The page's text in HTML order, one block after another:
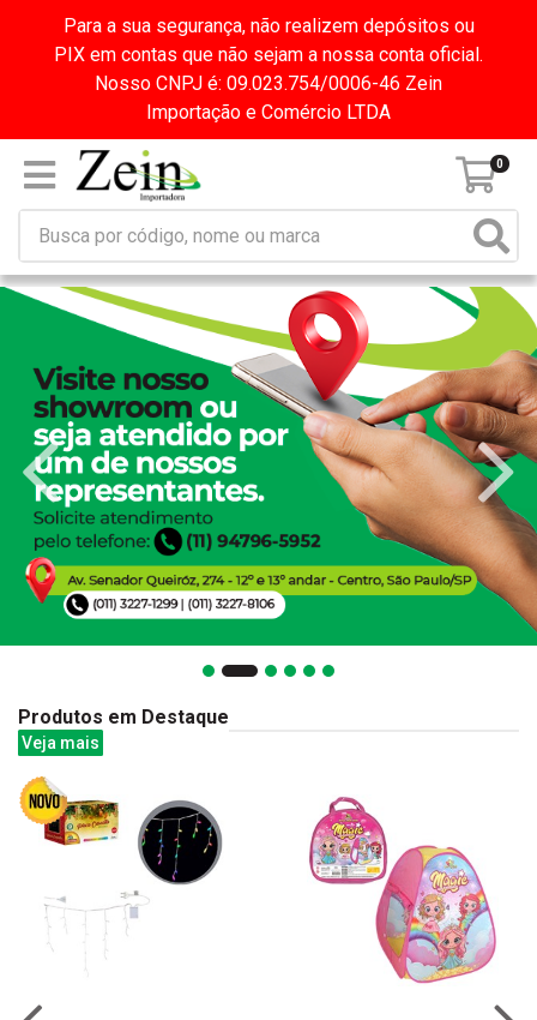
Para a sua segurança, não realizem depósitos ou
PIX em contas que não sejam a nossa conta oficial.
Nosso CNPJ é: 09.023.754/0006-46 Zein
Importação e Comércio LTDA
0
Produtos em Destaque
Veja mais